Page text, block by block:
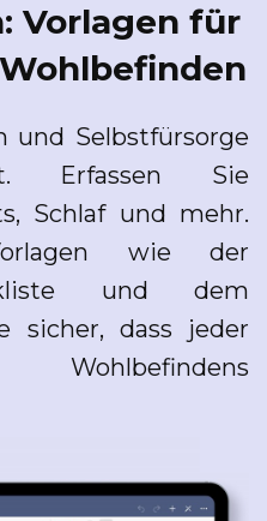
Vorlagen für
und Selbstfürsorge
Erfassen Sie
Schlaf und mehr.
wie der
und dem
sicher, dass jeder